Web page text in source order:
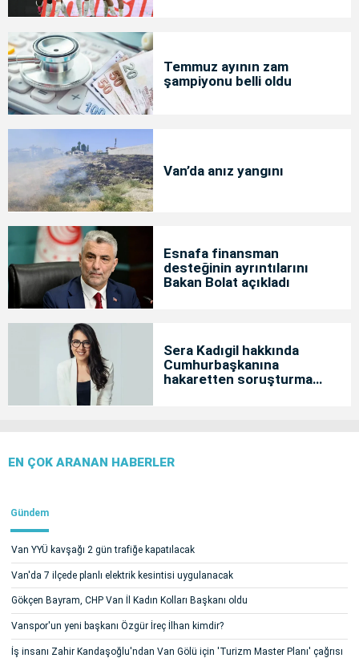
Temmuz ayının zam
şampiyonu belli oldu
Van’da anız yangını
Esnafa finansman
desteğinin ayrıntılarını
Bakan Bolat açıkladı
Sera Kadıgil hakkında
Cumhurbaşkanına
hakaretten soruşturma
EN ÇOK ARANAN HABERLER
Gündem
Van YYÜ kavşağı 2 gün trafiğe kapatılacak
Van'da 7 ilçede planlı elektrik kesintisi uygulanacak
Gökçen Bayram, CHP Van İl Kadın Kolları Başkanı oldu
Vanspor'un yeni başkanı Özgür İreç İlhan kimdir?
İş insanı Zahir Kandaşoğlu'ndan Van Gölü için 'Turizm Master Planı' çağrısı